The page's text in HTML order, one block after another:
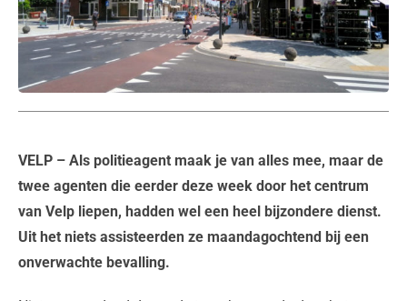
VELP – Als politieagent maak je van alles mee, maar de
twee agenten die eerder deze week door het centrum
van Velp liepen, hadden wel een heel bijzondere dienst.
Uit het niets assisteerden ze maandagochtend bij een
onverwachte bevalling.